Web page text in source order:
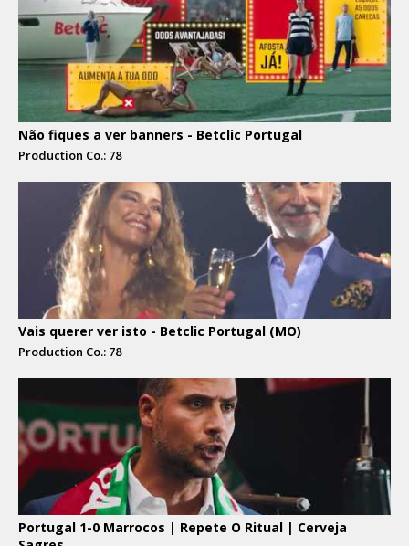
Não fiques a ver banners - Betclic Portugal
Production Co.: 78
Vais querer ver isto - Betclic Portugal (MO)
Production Co.: 78
Portugal 1-0 Marrocos | Repete O Ritual | Cerveja